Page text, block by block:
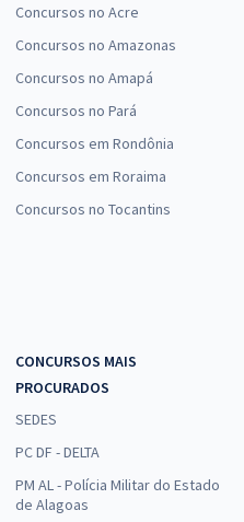
Concursos no Acre
Concursos no Amazonas
Concursos no Amapá
Concursos no Pará
Concursos em Rondônia
Concursos em Roraima
Concursos no Tocantins
CONCURSOS MAIS
PROCURADOS
SEDES
PC DF - DELTA
PM AL - Polícia Militar do Estado
de Alagoas